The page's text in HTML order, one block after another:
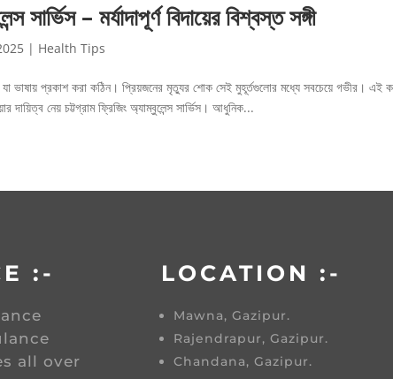
সার্ভিস – মর্যাদাপূর্ণ বিদায়ের বিশ্বস্ত সঙ্গী
| Health Tips
ভাষায় প্রকাশ করা কঠিন। প্রিয়জনের মৃত্যুর শোক সেই মুহূর্তগুলোর মধ্যে সবচেয়ে গভীর। এই
দায়িত্ব নেয় চট্টগ্রাম ফ্রিজিং অ্যাম্বুলেন্স সার্ভিস। আধুনিক...
:-
all over
LOCATION :-
Mawna, Gazipur.
Rajendrapur, Gazipur.
Chandana, Gazipur.